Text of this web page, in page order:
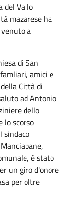
del Vallo
mazarese ha
venuto a
di San
amici e
Città di
ad Antonio
dello
lo scorso
sindaco
è stato
un giro d'onore
per oltre